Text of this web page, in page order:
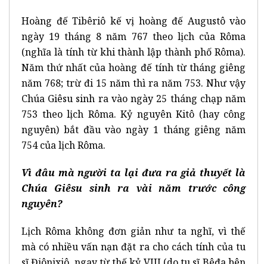
Hoàng đế Tibêriô kế vị hoàng đế Augustô vào
ngày 19 tháng 8 năm 767 theo lịch của Rôma
(nghĩa là tính từ khi thành lập thành phố Rôma).
Năm thứ nhất của hoàng đế tính từ tháng giêng
năm 768; trừ đi 15 năm thì ra năm 753. Như vậy
Chúa Giêsu sinh ra vào ngày 25 tháng chạp năm
753 theo lịch Rôma. Kỷ nguyên Kitô (hay công
nguyên) bắt đầu vào ngày 1 tháng giêng năm
754 của lịch Rôma.
Vì đâu mà người ta lại đưa ra giả thuyết là
Chúa Giêsu sinh ra vài năm trước công
nguyên?
Lịch Rôma không đơn giản như ta nghĩ, vì thế
mà có nhiều vấn nạn đặt ra cho cách tính của tu